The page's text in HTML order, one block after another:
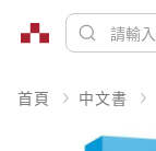
首頁 中文書